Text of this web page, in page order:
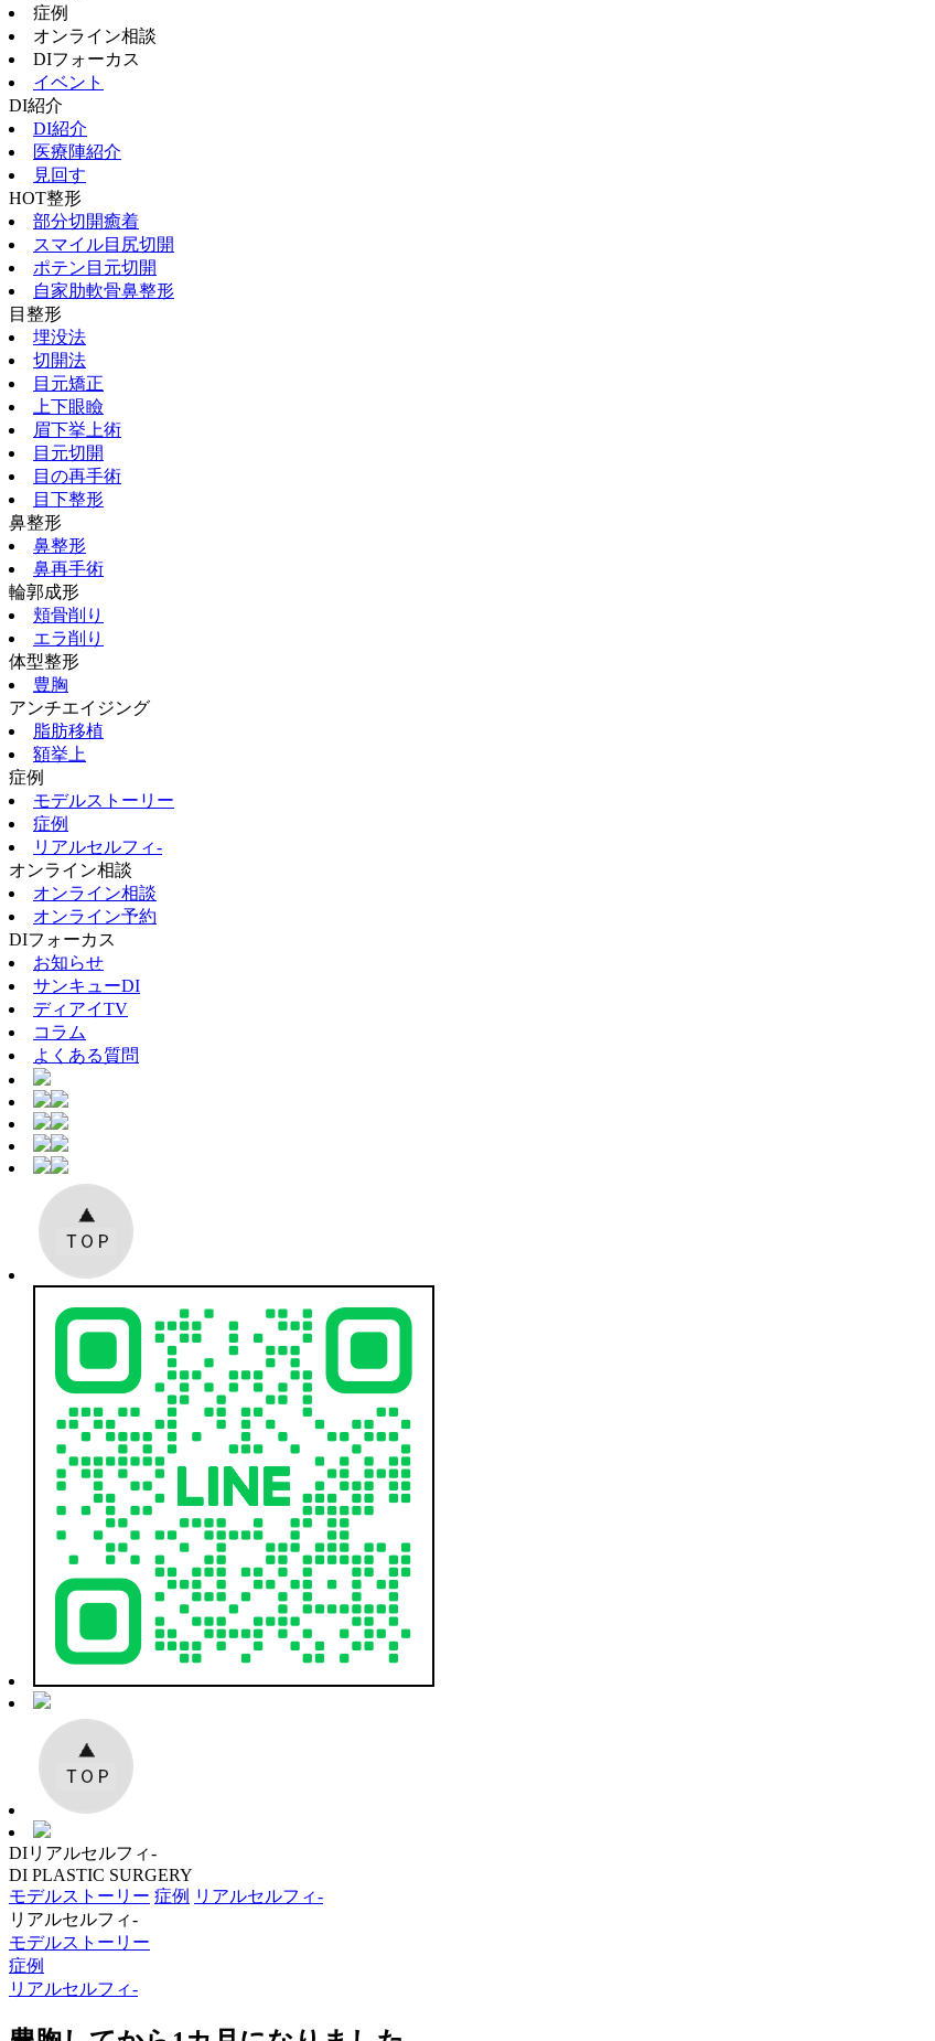
症例
オンライン相談
DIフォーカス
イベント
DI紹介
DI紹介
医療陣紹介
見回す
HOT整形
部分切開癒着
スマイル目尻切開
ポテン目元切開
自家肋軟骨鼻整形
目整形
埋没法
切開法
目元矯正
上下眼瞼
眉下挙上術
目元切開
目の再手術
目下整形
鼻整形
鼻整形
鼻再手術
輪郭成形
頬骨削り
エラ削り
体型整形
豊胸
アンチエイジング
脂肪移植
額挙上
症例
モデルストーリー
症例
リアルセルフィ‐
オンライン相談
オンライン相談
オンライン予約
DIフォーカス
お知らせ
サンキューDI
ディアイTV
コラム
よくある質問
DIリアルセルフィ‐
DI PLASTIC SURGERY
モデルストーリー 症例 リアルセルフィ‐
リアルセルフィ‐
モデルストーリー
症例
リアルセルフィ‐